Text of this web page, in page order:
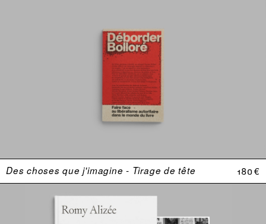
Des choses que j'imagine - Tirage de tête 180 €